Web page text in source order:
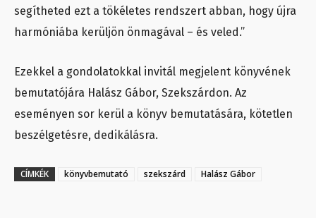
segítheted ezt a tökéletes rendszert abban, hogy újra
harmóniába kerüljön önmagával – és veled.”
Ezekkel a gondolatokkal invitál megjelent könyvének
bemutatójára Halász Gábor, Szekszárdon. Az
eseményen sor kerül a könyv bemutatására, kötetlen
beszélgetésre, dedikálásra.
CÍMKÉK könyvbemutató szekszárd Halász Gábor